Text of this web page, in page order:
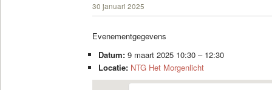
30 januari 2025
Evenementgegevens
Datum: 9 maart 2025 10:30– 12:30
Locatie: NTG Het Morgenlicht